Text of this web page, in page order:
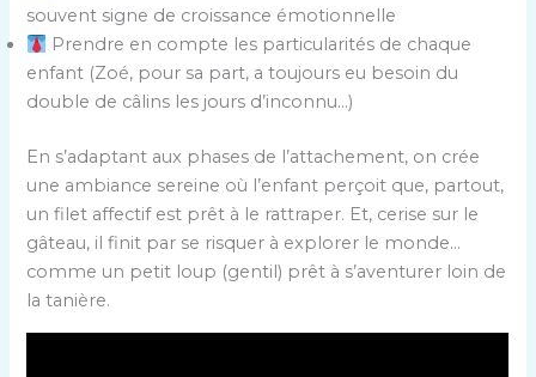
souvent signe de croissance émotionnelle
Prendre en compte les particularités de chaque
enfant (Zoé, pour sa part, a toujours eu besoin du
double de câlins les jours d’inconnu…)
En s’adaptant aux phases de l’attachement, on crée
une ambiance sereine où l’enfant perçoit que, partout,
un filet affectif est prêt à le rattraper. Et, cerise sur le
gâteau, il finit par se risquer à explorer le monde…
comme un petit loup (gentil) prêt à s’aventurer loin de
la tanière.